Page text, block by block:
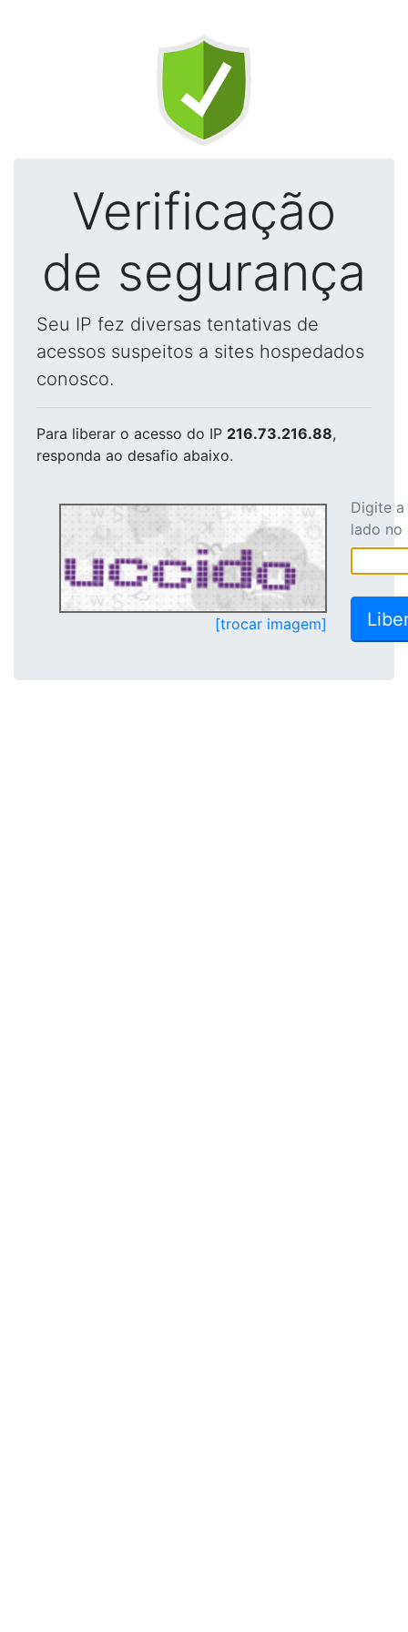
Verificação
de segurança
Seu IP fez diversas tentativas de
acessos suspeitos a sites hospedados
conosco.
Para liberar o acesso do IP 216.73.216.88,
responda ao desafio abaixo.
[trocar imagem]
Digite
lado no